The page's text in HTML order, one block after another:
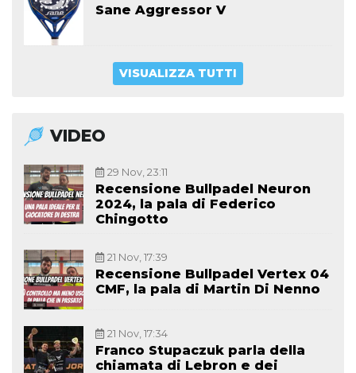
Sane Aggressor V
VISUALIZZA TUTTI
VIDEO
29 Nov, 23:11
Recensione Bullpadel Neuron
2024, la pala di Federico
Chingotto
21 Nov, 17:39
Recensione Bullpadel Vertex 04
CMF, la pala di Martin Di Nenno
21 Nov, 17:34
Franco Stupaczuk parla della
chiamata di Lebron e dei